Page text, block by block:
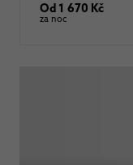
Od 1 670 Kč
za noc